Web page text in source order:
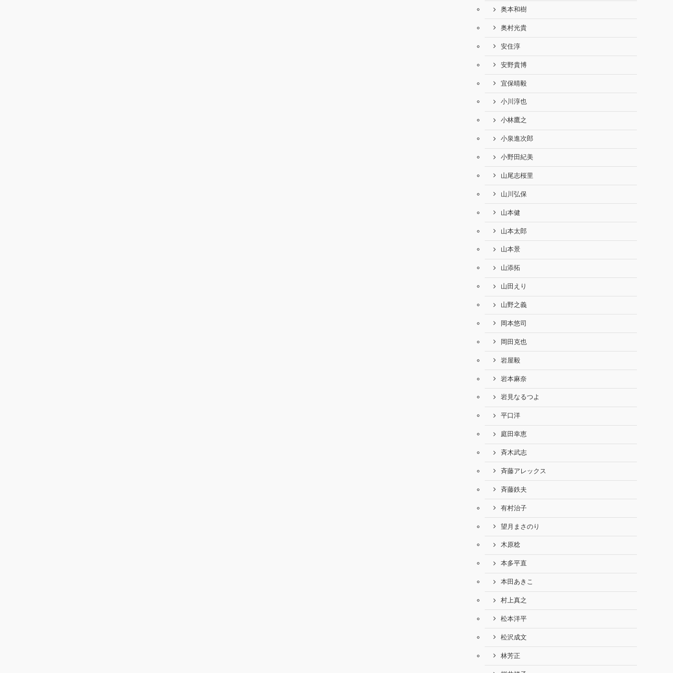
奥本和樹
奥村光貴
安住淳
安野貴博
宜保晴毅
小川淳也
小林鷹之
小泉進次郎
小野田紀美
山尾志桜里
山川弘保
山本健
山本太郎
山本景
山添拓
山田えり
山野之義
岡本悠司
岡田克也
岩屋毅
岩本麻奈
岩見なるつよ
平口洋
庭田幸恵
斉木武志
斉藤アレックス
斉藤鉄夫
有村治子
望月まさのり
木原稔
本多平直
本田あきこ
村上真之
松本洋平
松沢成文
林芳正